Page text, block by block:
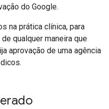
do Google.
na prática clínica, para
qualquer maneira que
aprovação de uma agência